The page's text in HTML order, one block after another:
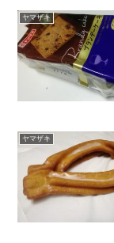
ヤマザキ
ヤマザキ